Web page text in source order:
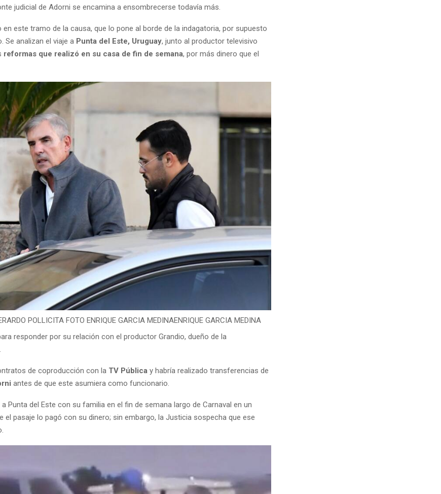
judicial de Adorni se encamina a ensombrecerse todavía más.
en este tramo de la causa, que lo pone al borde de la indagatoria, por supuesto
Se analizan el viaje a Punta del Este, Uruguay, junto al productor televisivo
reformas que realizó en su casa de fin de semana, por más dinero que el
POLLICITA FOTO ENRIQUE GARCIA MEDINAENRIQUE GARCIA MEDINA
responder por su relación con el productor Grandio, dueño de la
.
de coproducción con la TV Pública y habría realizado transferencias de
antes de que este asumiera como funcionario.
Punta del Este con su familia en el fin de semana largo de Carnaval en un
el pasaje lo pagó con su dinero; sin embargo, la Justicia sospecha que ese